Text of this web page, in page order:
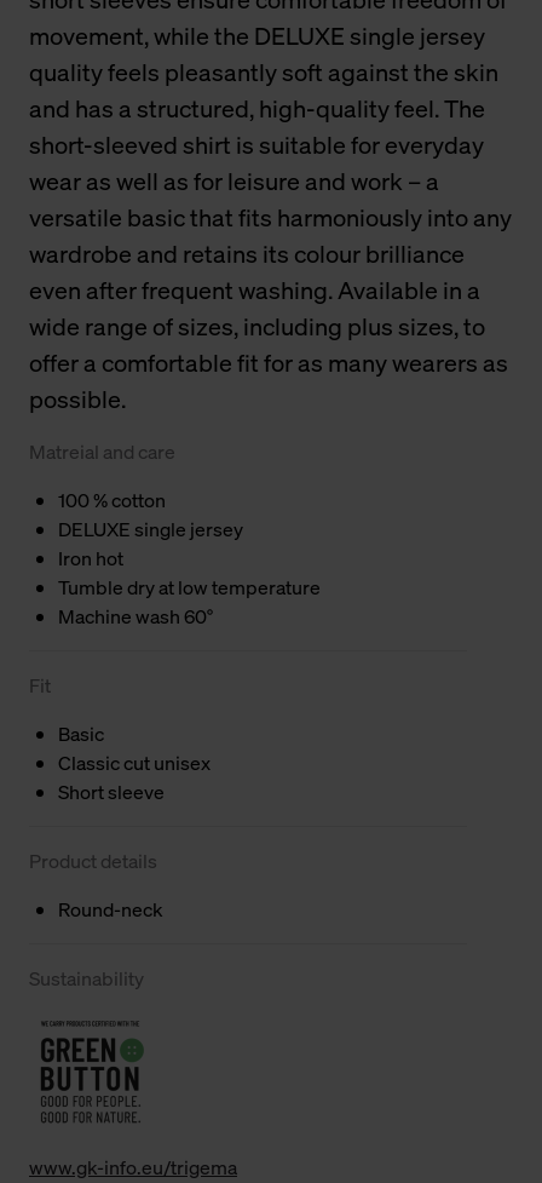
movement, while the DELUXE single jersey
quality feels pleasantly soft against the skin
and has a structured, high-quality feel. The
short-sleeved shirt is suitable for everyday
wear as well as for leisure and work – a
versatile basic that fits harmoniously into any
wardrobe and retains its colour brilliance
even after frequent washing. Available in a
wide range of sizes, including plus sizes, to
offer a comfortable fit for as many wearers as
possible.
Matreial and care
100 % cotton
DELUXE single jersey
Iron hot
Tumble dry at low temperature
Machine wash 60°
Fit
Basic
Classic cut unisex
Short sleeve
Product details
Round-neck
Sustainability
www.gk-info.eu/trigema